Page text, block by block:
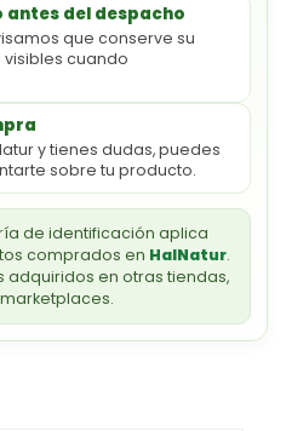
del despacho
que conserve su
cuando
y tienes dudas, puedes
sobre tu producto.
de identificación aplica
comprados en HalNatur.
en otras tiendas,